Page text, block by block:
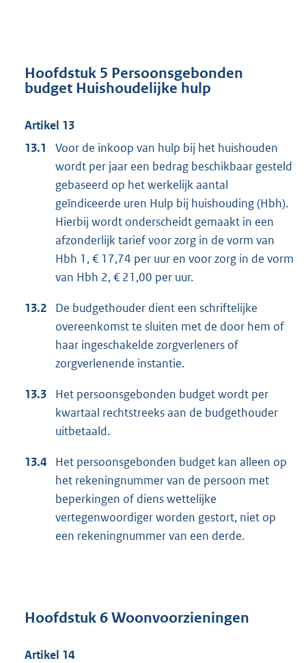
Hoofdstuk 5 Persoonsgebonden
budget Huishoudelijke hulp
Artikel 13
13.1
Voor de inkoop van hulp bij het huishouden
wordt per jaar een bedrag beschikbaar gesteld
gebaseerd op het werkelijk aantal
geïndiceerde uren Hulp bij huishouding (Hbh).
Hierbij wordt onderscheidt gemaakt in een
afzonderlijk tarief voor zorg in de vorm van
Hbh 1, € 17,74 per uur en voor zorg in de vorm
van Hbh 2, € 21,00 per uur.
13.2
De budgethouder dient een schriftelijke
overeenkomst te sluiten met de door hem of
haar ingeschakelde zorgverleners of
zorgverlenende instantie.
13.3
Het persoonsgebonden budget wordt per
kwartaal rechtstreeks aan de budgethouder
uitbetaald.
13.4
Het persoonsgebonden budget kan alleen op
het rekeningnummer van de persoon met
beperkingen of diens wettelijke
vertegenwoordiger worden gestort, niet op
een rekeningnummer van een derde.
Hoofdstuk 6 Woonvoorzieningen
Artikel 14